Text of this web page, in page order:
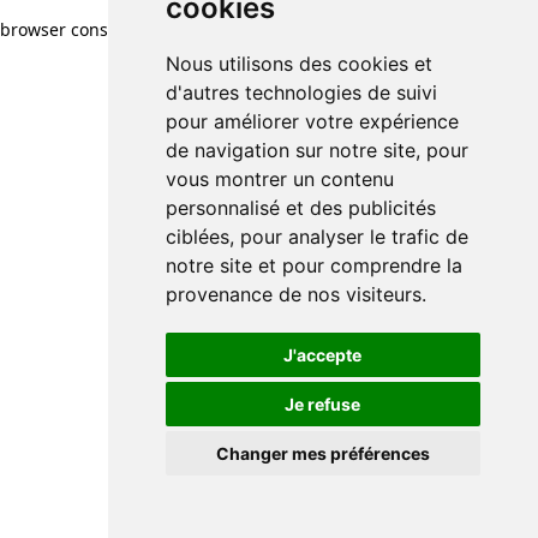
cookies
Nous utilisons des cookies et
d'autres technologies de suivi
pour améliorer votre expérience
de navigation sur notre site, pour
vous montrer un contenu
personnalisé et des publicités
ciblées, pour analyser le trafic de
notre site et pour comprendre la
provenance de nos visiteurs.
J'accepte
Je refuse
Changer mes préférences
browser console for more information)